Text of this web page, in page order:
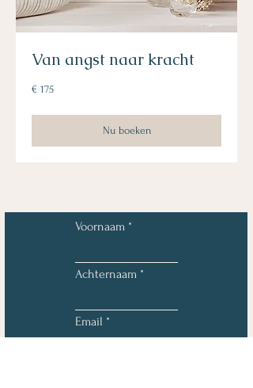
Van angst naar kracht
175
euro
€ 175
Nu boeken
Voornaam
Achternaam
Email